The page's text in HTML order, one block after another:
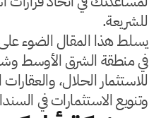
للشريعة.
يسلط هذا المقال الضوء على
في منطقة الشرق الأوسط
للاستثمار الحلال،
وتنويع الاستثمارات في